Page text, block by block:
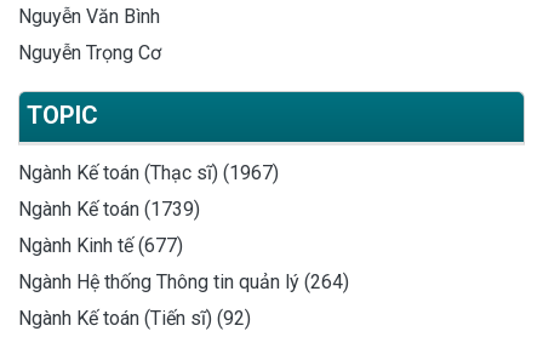
Nguyễn Văn Bình
Nguyễn Trọng Cơ
TOPIC
Ngành Kế toán (Thạc sĩ) (1967)
Ngành Kế toán (1739)
Ngành Kinh tế (677)
Ngành Hệ thống Thông tin quản lý (264)
Ngành Kế toán (Tiến sĩ) (92)